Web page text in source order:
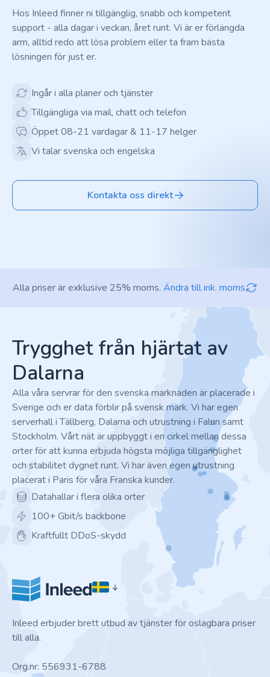
Hos Inleed finner ni tillgänglig, snabb och kompetent
support - alla dagar i veckan, året runt. Vi är er förlängda
arm, alltid redo att lösa problem eller ta fram bästa
lösningen för just er.
Ingår i alla planer och tjänster
Tillgängliga via mail, chatt och telefon
Öppet 08-21 vardagar & 11-17 helger
Vi talar svenska och engelska
Kontakta oss direkt
Alla priser är exklusive 25% moms. Ändra till ink. moms
Trygghet från hjärtat av
Dalarna
Alla våra servrar för den svenska marknaden är placerade i
Sverige och er data förblir på svensk mark. Vi har egen
serverhall i Tällberg, Dalarna och utrustning i Falun samt
Stockholm. Vårt nät är uppbyggt i en cirkel mellan dessa
orter för att kunna erbjuda högsta möjliga tillgänglighet
och stabilitet dygnet runt. Vi har även egen utrustning
placerat i Paris för våra Franska kunder.
Datahallar i flera olika orter
100+ Gbit/s backbone
Kraftfullt DDoS-skydd
Inleed erbjuder brett utbud av tjänster för oslagbara priser
till alla.
Org.nr: 556931-6788